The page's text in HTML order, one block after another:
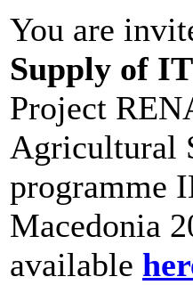
You are
Supply of
Project
Agricultural
programme
Macedonia
available